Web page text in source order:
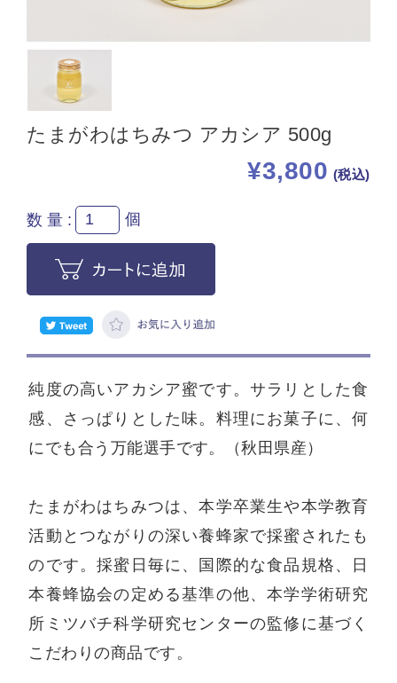
たまがわはちみつ アカシア 500g
¥3,800 (税込)
数量: 個
純度の高いアカシア蜜です。サラリとした食
感、さっぱりとした味。料理にお菓子に、何
にでも合う万能選手です。（秋田県産）
たまがわはちみつは、本学卒業生や本学教育
活動とつながりの深い養蜂家で採蜜されたも
のです。採蜜日毎に、国際的な食品規格、日
本養蜂協会の定める基準の他、本学学術研究
所ミツバチ科学研究センターの監修に基づく
こだわりの商品です。